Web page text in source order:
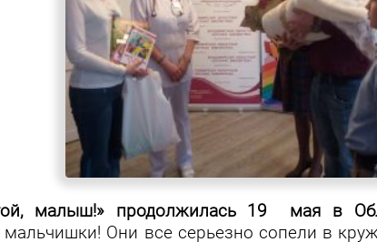
малыш!» продолжилась 19 мая в
Они все серьезно сопели в